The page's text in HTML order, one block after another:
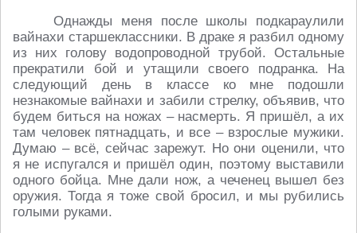
Однажды меня после школы подкараулили
вайнахи старшеклассники. В драке я разбил одному
из них голову водопроводной трубой. Остальные
прекратили бой и утащили своего подранка. На
следующий день в классе ко мне подошли
незнакомые вайнахи и забили стрелку, объявив, что
будем биться на ножах – насмерть. Я пришёл, а их
там человек пятнадцать, и все – взрослые мужики.
Думаю – всё, сейчас зарежут. Но они оценили, что
я не испугался и пришёл один, поэтому выставили
одного бойца. Мне дали нож, а чеченец вышел без
оружия. Тогда я тоже свой бросил, и мы рубились
голыми руками.